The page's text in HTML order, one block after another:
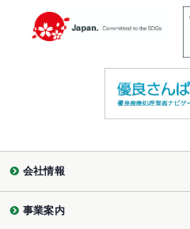
会社情報
事業案内